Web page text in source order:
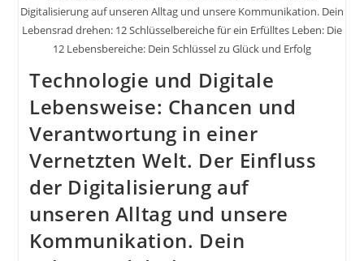
Digitalisierung auf unseren Alltag und unsere Kommunikation. Dein
Lebensrad drehen: 12 Schlüsselbereiche für ein Erfülltes Leben: Die
12 Lebensbereiche: Dein Schlüssel zu Glück und Erfolg
Technologie und Digitale
Lebensweise: Chancen und
Verantwortung in einer
Vernetzten Welt. Der Einfluss
der Digitalisierung auf
unseren Alltag und unsere
Kommunikation. Dein